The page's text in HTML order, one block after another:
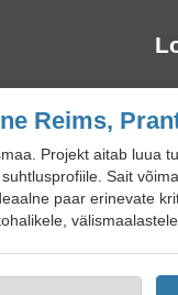
Reims,
Projekt aitab luua
Sait
paar erinevate